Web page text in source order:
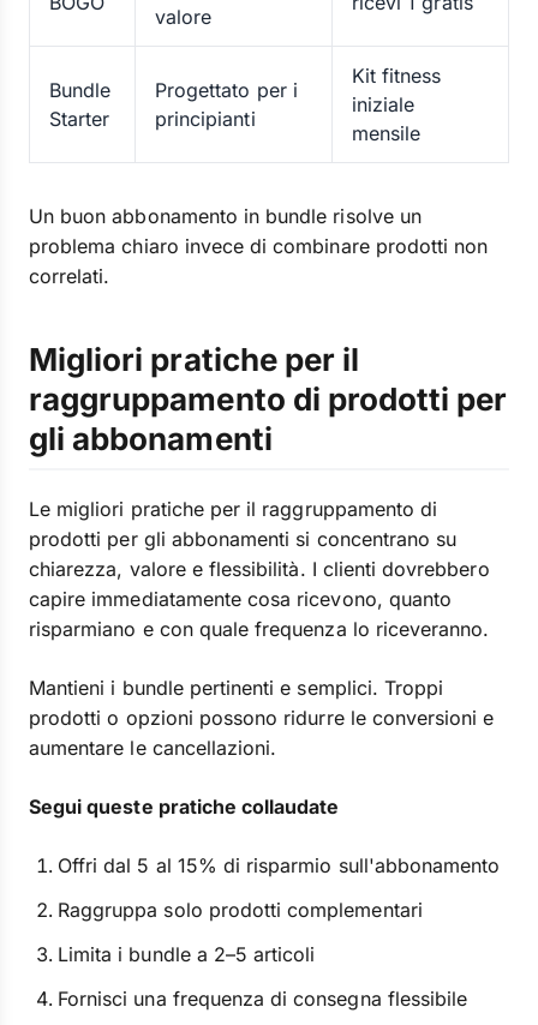
valore
Bundle
Starter
Progettato per i
principianti
Kit fitness
iniziale
mensile
Un buon abbonamento in bundle risolve un
problema chiaro invece di combinare prodotti non
correlati.
Migliori pratiche per il
raggruppamento di prodotti per
gli abbonamenti
Le migliori pratiche per il raggruppamento di
prodotti per gli abbonamenti si concentrano su
chiarezza, valore e flessibilità. I clienti dovrebbero
capire immediatamente cosa ricevono, quanto
risparmiano e con quale frequenza lo riceveranno.
Mantieni i bundle pertinenti e semplici. Troppi
prodotti o opzioni possono ridurre le conversioni e
aumentare le cancellazioni.
Segui queste pratiche collaudate
Offri dal 5 al 15% di risparmio sull'abbonamento
Raggruppa solo prodotti complementari
Limita i bundle a 2–5 articoli
Fornisci una frequenza di consegna flessibile